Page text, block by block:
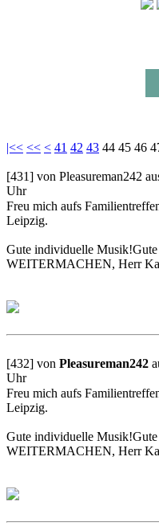
|<< << < 41 42 43 44 45 46
[431] von Pleasureman242
Uhr
Freu mich aufs
Leipzig.
Gute individuelle Musik!Gute
WEITERMACHEN, Herr
[432] von Pleasureman242
Uhr
Freu mich aufs
Leipzig.
Gute individuelle Musik!Gute
WEITERMACHEN, Herr